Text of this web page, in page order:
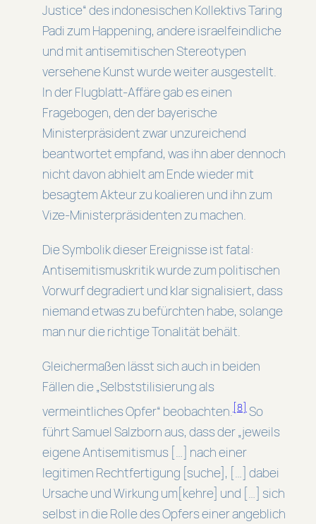
Justice“ des indonesischen Kollektivs Taring
Padi zum Happening, andere israelfeindliche
und mit antisemitischen Stereotypen
versehene Kunst wurde weiter ausgestellt.
In der Flugblatt-Affäre gab es einen
Fragebogen, den der bayerische
Ministerpräsident zwar unzureichend
beantwortet empfand, was ihn aber dennoch
nicht davon abhielt am Ende wieder mit
besagtem Akteur zu koalieren und ihn zum
Vize-Ministerpräsidenten zu machen.
Die Symbolik dieser Ereignisse ist fatal:
Antisemitismuskritik wurde zum politischen
Vorwurf degradiert und klar signalisiert, dass
niemand etwas zu befürchten habe, solange
man nur die richtige Tonalität behält.
Gleichermaßen lässt sich auch in beiden
Fällen die „Selbststilisierung als
vermeintliches Opfer“ beobachten. [8] So
führt Samuel Salzborn aus, dass der „jeweils
eigene Antisemitismus […] nach einer
legitimen Rechtfertigung [suche], […] dabei
Ursache und Wirkung um[kehre] und […] sich
selbst in die Rolle des Opfers einer angeblich